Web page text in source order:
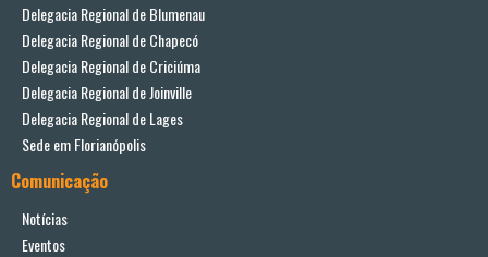
Delegacia Regional de Blumenau
Delegacia Regional de Chapecó
Delegacia Regional de Criciúma
Delegacia Regional de Joinville
Delegacia Regional de Lages
Sede em Florianópolis
Comunicação
Notícias
Eventos